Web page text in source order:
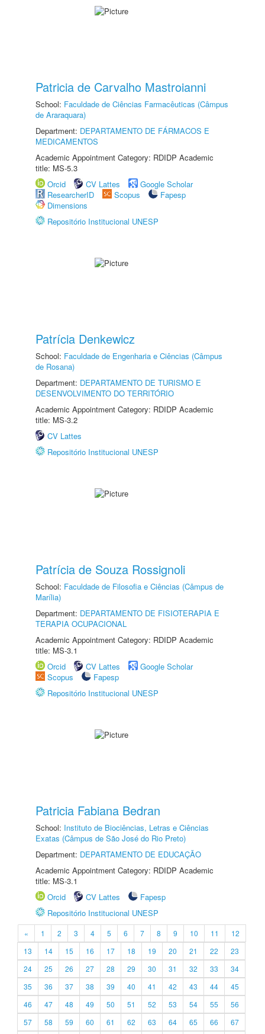
Patricia de Carvalho Mastroianni
School: Faculdade de Ciências Farmacêuticas (Câmpus
de Araraquara)
Department: DEPARTAMENTO DE FÁRMACOS E
MEDICAMENTOS
Academic Appointment Category: RDIDP Academic
title: MS-5.3
Orcid
CV Lattes
Google Scholar
ResearcherID
Scopus
Fapesp
Dimensions
Repositório Institucional UNESP
Patrícia Denkewicz
School: Faculdade de Engenharia e Ciências (Câmpus
de Rosana)
Department: DEPARTAMENTO DE TURISMO E
DESENVOLVIMENTO DO TERRITÓRIO
Academic Appointment Category: RDIDP Academic
title: MS-3.2
CV Lattes
Repositório Institucional UNESP
Patrícia de Souza Rossignoli
School: Faculdade de Filosofia e Ciências (Câmpus de
Marília)
Department: DEPARTAMENTO DE FISIOTERAPIA E
TERAPIA OCUPACIONAL
Academic Appointment Category: RDIDP Academic
title: MS-3.1
Orcid
CV Lattes
Google Scholar
Scopus
Fapesp
Repositório Institucional UNESP
Patricia Fabiana Bedran
School: Instituto de Biociências, Letras e Ciências
Exatas (Câmpus de São José do Rio Preto)
Department: DEPARTAMENTO DE EDUCAÇÃO
Academic Appointment Category: RDIDP Academic
title: MS-3.1
Orcid
CV Lattes
Fapesp
Repositório Institucional UNESP
« 1 2 3 4 5 6 7 8 9 10 11
12
13
14 15 16 17 18 19 20 21 22
23
24
25 26 27 28 29 30 31 32 33
34
35
36 37 38 39 40 41 42 43 44
45
46
47 48 49 50 51 52 53 54 55
56
57
58 59 60 61 62 63 64 65 66
67